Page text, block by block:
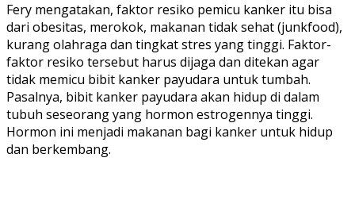
Fery mengatakan, faktor resiko pemicu kanker itu bisa
dari obesitas, merokok, makanan tidak sehat (junkfood),
kurang olahraga dan tingkat stres yang tinggi. Faktor-
faktor resiko tersebut harus dijaga dan ditekan agar
tidak memicu bibit kanker payudara untuk tumbah.
Pasalnya, bibit kanker payudara akan hidup di dalam
tubuh seseorang yang hormon estrogennya tinggi.
Hormon ini menjadi makanan bagi kanker untuk hidup
dan berkembang.